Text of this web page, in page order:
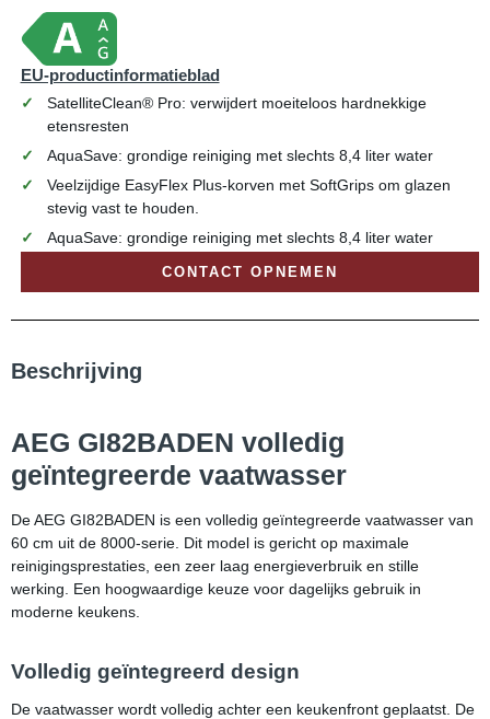
EU-productinformatieblad
SatelliteClean® Pro: verwijdert moeiteloos hardnekkige
etensresten
AquaSave: grondige reiniging met slechts 8,4 liter water
Veelzijdige EasyFlex Plus-korven met SoftGrips om glazen
stevig vast te houden.
AquaSave: grondige reiniging met slechts 8,4 liter water
CONTACT OPNEMEN
Beschrijving
AEG GI82BADEN volledig
geïntegreerde vaatwasser
De AEG GI82BADEN is een volledig geïntegreerde vaatwasser van
60 cm uit de 8000-serie. Dit model is gericht op maximale
reinigingsprestaties, een zeer laag energieverbruik en stille
werking. Een hoogwaardige keuze voor dagelijks gebruik in
moderne keukens.
Volledig geïntegreerd design
De vaatwasser wordt volledig achter een keukenfront geplaatst. De